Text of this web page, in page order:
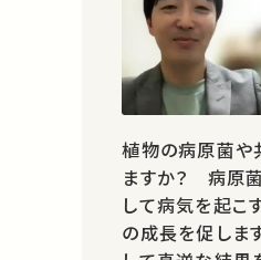
植物の病原菌や
ますか？ 病原
して病気を起こ
の成長を促しま